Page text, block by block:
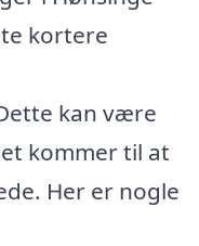
kortere
kan være
kommer til at
Her er nogle